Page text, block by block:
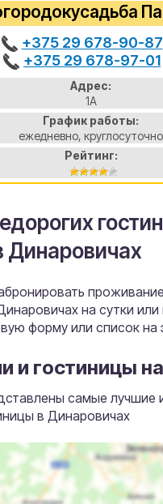
+375 29 678-90-87
+375 29 678-97-01
Адрес:
1А
График работы:
ежедневно, круглосуточно
Рейтинг:
Динаровичах
на сутки или
форму или список на
и гостиницы
самые лучшие
в Динаровичах